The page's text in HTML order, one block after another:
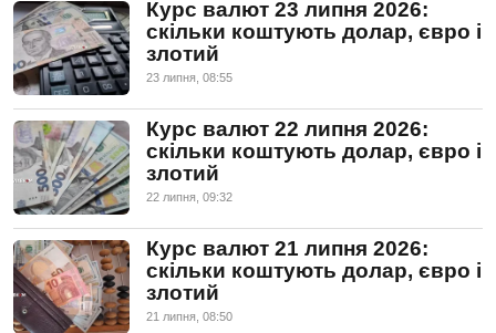
Курс валют 23 липня 2026:
скільки коштують долар, євро і
злотий
23 липня, 08:55
Курс валют 22 липня 2026:
скільки коштують долар, євро і
злотий
22 липня, 09:32
Курс валют 21 липня 2026:
скільки коштують долар, євро і
злотий
21 липня, 08:50